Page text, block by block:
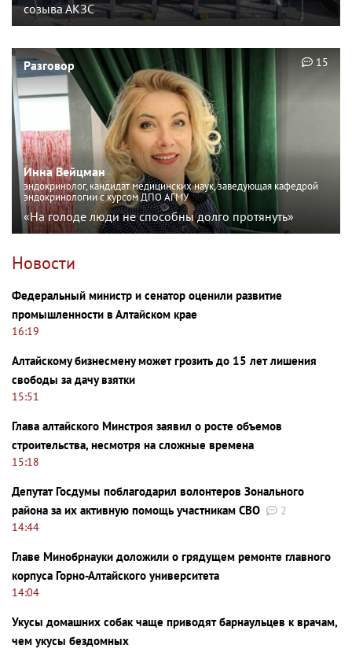
созыва АКЗС
Разговор
Инна Вейцман
эндокринолог, кандидат медицинских наук, заведующая кафедрой
эндокринологии с курсом ДПО АГМУ
«На голоде люди не способны долго протянуть»
15
Новости
Федеральный министр и сенатор оценили развитие
промышленности в Алтайском крае
16:19
Алтайскому бизнесмену может грозить до 15 лет лишения
свободы за дачу взятки
15:51
Глава алтайского Минстроя заявил о росте объемов
строительства, несмотря на сложные времена
15:18
Депутат Госдумы поблагодарил волонтеров Зонального
района за их активную помощь участникам СВО
2
14:44
Главе Минобрнауки доложили о грядущем ремонте главного
корпуса Горно-Алтайского университета
14:04
Укусы домашних собак чаще приводят барнаульцев к врачам,
чем укусы бездомных